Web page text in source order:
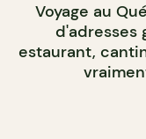
Voyage au
d'adresses
estaurant,